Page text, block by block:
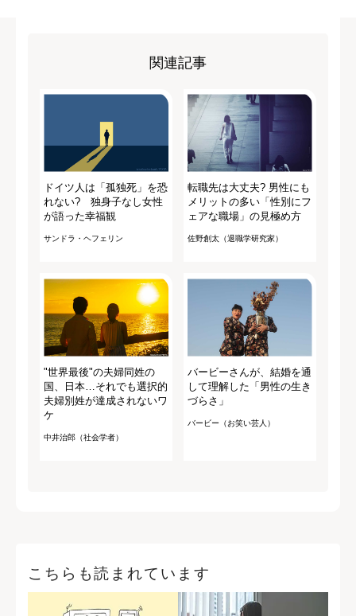
関連記事
ドイツ人は「孤独死」を恐
れない? 独身子なし女性
が語った幸福観
サンドラ・ヘフェリン
転職先は大丈夫? 男性にも
メリットの多い「性別にフ
ェアな職場」の見極め方
佐野創太（退職学研究家）
"世界最後"の夫婦同姓の
国、日本…それでも選択的
夫婦別姓が達成されないワ
ケ
中井治郎（社会学者）
バービーさんが、結婚を通
して理解した「男性の生き
づらさ」
バービー（お笑い芸人）
こちらも読まれています